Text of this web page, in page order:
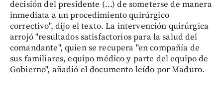
decisión del presidente (...) de someterse de manera
inmediata a un procedimiento quirúrgico
correctivo", dijo el texto. La intervención quirúrgica
arrojó "resultados satisfactorios para la salud del
comandante", quien se recupera "en compañía de
sus familiares, equipo médico y parte del equipo de
Gobierno", añadió el documento leído por Maduro.